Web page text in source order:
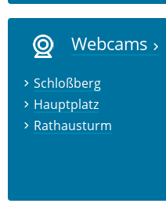
Webcams
Schloßberg
Hauptplatz
Rathausturm